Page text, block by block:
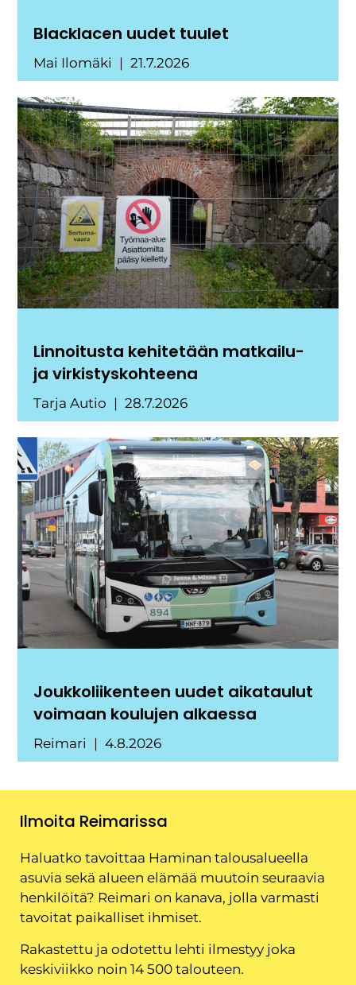
Blacklacen uudet tuulet
Mai Ilomäki 21.7.2026
Linnoitusta kehitetään matkailu-
ja virkistyskohteena
Tarja Autio 28.7.2026
Joukkoliikenteen uudet aikataulut
voimaan koulujen alkaessa
Reimari 4.8.2026
Ilmoita Reimarissa
Haluatko tavoittaa Haminan talousalueella
asuvia sekä alueen elämää muutoin seuraavia
henkilöitä? Reimari on kanava, jolla varmasti
tavoitat paikalliset ihmiset.
Rakastettu ja odotettu lehti ilmestyy joka
keskiviikko noin 14 500 talouteen.